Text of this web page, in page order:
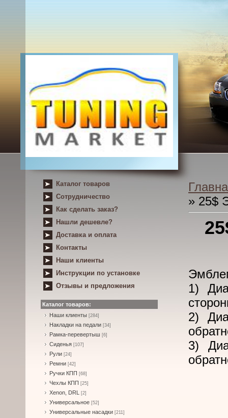
Каталог товаров
Сотрудничество
Как сделать заказ?
Нашли дешевле?
Доставка и оплата
Контакты
Наши клиенты
Инструкции по установке
Отзывы и предложения
Каталог товаров:
Наши клиенты [284]
Накладки на педали [34]
Рамка-перевертыш [6]
Сиденья [107]
Рули [24]
Ремни [42]
Ручки КПП [68]
Чехлы КПП [25]
Xenon, DRL [2]
Универсальное [52]
Универсальные насадки [211]
» 25$
1)
2)
3)